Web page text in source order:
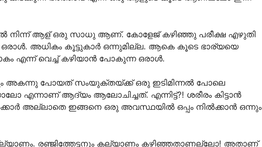
നിന്ന് ആള് ഒരു സാധു ആണ്. കോളേജ് കഴിഞ്ഞു പരീക്ഷ എഴുതി
ഒരാൾ. അധികം കൂട്ടുകാർ ഒന്നുമില്ല. ആകെ കൂടെ ഭാര്യയെ
എന്ന് വെച്ച് കഴിയാൻ പോകുന്ന ഒരാൾ.
അകന്നു പോയത് സംയുക്തയ്ക്ക് ഒരു ഇടിമിന്നൽ പോലെ
എന്നാണ് ആദ്യം ആലോചിച്ചത്. എന്നിട്ട്?! ശരീരം കിട്ടാൻ
അല്ലാതെ ഇങ്ങനെ ഒരു അവസ്ഥയിൽ ഒപ്പം നിൽക്കാൻ ഒന്നും
രഞ്ജിത്തേട്ടനും കല്യാണം കഴിഞ്ഞതാണല്ലോ! അതാണ്